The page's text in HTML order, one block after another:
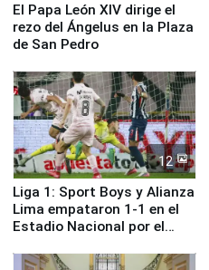
El Papa León XIV dirige el
rezo del Ángelus en la Plaza
de San Pedro
12
Liga 1: Sport Boys y Alianza
Lima empataron 1-1 en el
Estadio Nacional por el